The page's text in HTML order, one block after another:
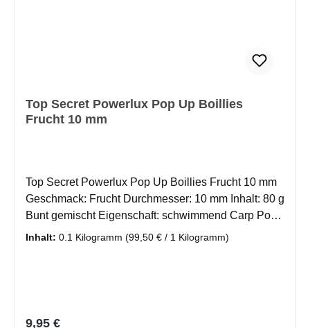
Top Secret Powerlux Pop Up Boillies
Frucht 10 mm
Top Secret Powerlux Pop Up Boillies Frucht 10 mm
Geschmack: Frucht Durchmesser: 10 mm Inhalt: 80 g
Bunt gemischt Eigenschaft: schwimmend Carp Pop
Up's besitzen eine sehr große Tragkraft und ein sehr
Inhalt: 0.1 Kilogramm (99,50 € / 1 Kilogramm)
Regulärer Preis:
9,95 €